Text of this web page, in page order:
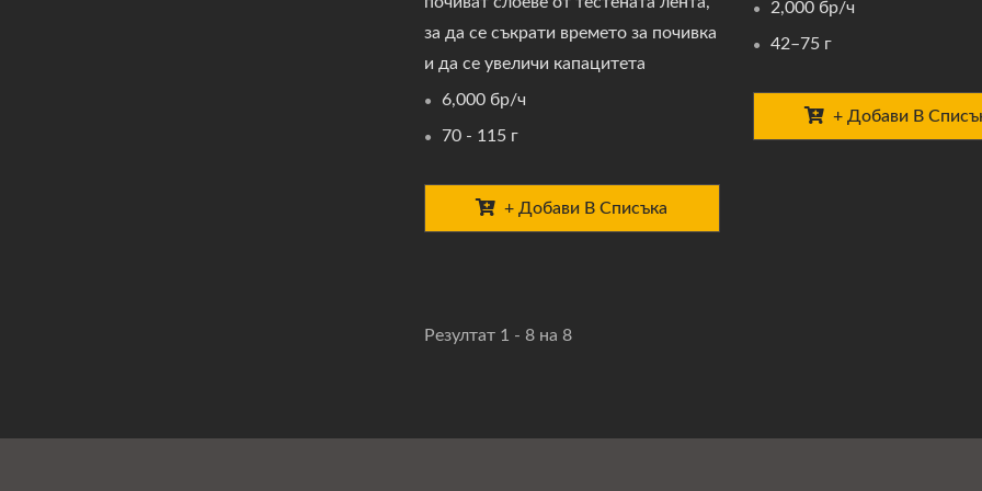
за да се съкрати времето за почивка
и да се увеличи капацитета
6,000 бр/ч
70 - 115 г
+ Добави В Списъка
2,000 бр/ч
42–75 г
+ Добави В
Резултат 1 - 8 на 8